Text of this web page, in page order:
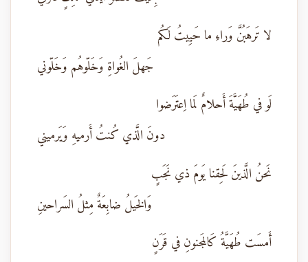
لا تَرهَبُنَّ وَراءِ ما حَيِيتُ لَكُم
جَهلَ الغُواةِ وَخَلّوهُم وَخَلّوني
لَو في طُهَيَّةَ أَحلامٌ لَما اِعتَرَضوا
دونَ الَّذي كُنتُ أَرميهِ وَيَرميني
نَحنُ الَّذينَ لَحِقنا يَومَ ذي نَجَبٍ
وَالخَيلُ ضابِعَةٌ مِثلُ السَراحينِ
أَمسَت طُهَيَّةُ كَالمَجنونِ في قَرَنٍ